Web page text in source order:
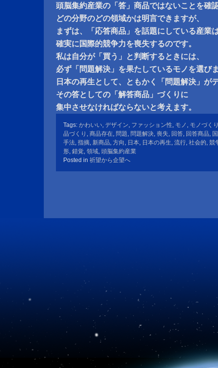
頭脳集約産業の「答」商品ではないことを確
どの分野のどの領域かは明言できますが、
まずは、「応答商品」を話題にしている産業
確実に国際的競争力を喪失するのです。
私は自分が「買う」と判断するときには、
必ず「問題解決」を果たしているモノを選び
日本の再生として、ともかく「問題解決」が
その答としての「解答商品」づくりに
集中させなければならないと考えます。
Tags: かわいい, デザイン, ファッション性, モノ , モノづく
品づくり , 商品存在, 問題, 問題解決, 喪失, 回答, 回答商品,
手法, 指摘, 新商品, 方向 , 日本, 日本の再生, 流行, 社会的, 競
形, 錯覚, 領域, 頭脳集約産業
Posted in 祈望から企望へ